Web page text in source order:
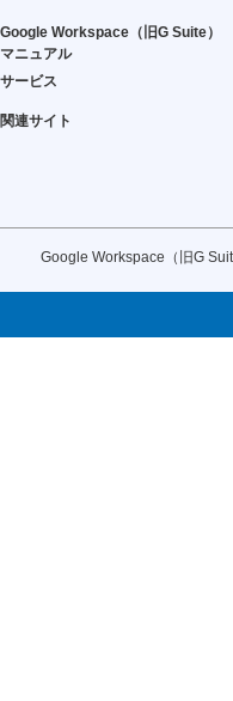
Google Workspace（旧G Suite）
マニュアル
サービス
関連サイト
Google Workspace（旧G